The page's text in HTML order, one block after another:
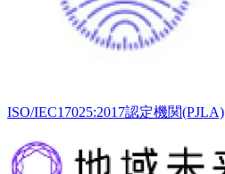
ISO/IEC17025:2017認定機関(PJLA)